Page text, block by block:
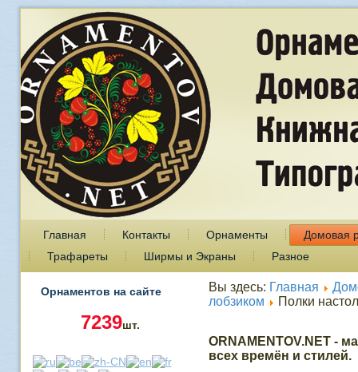
Главная Контакты Орнаменты
Домовая
Трафареты
Ширмы и Экраны Разное
Орнаментов на сайте
7239шт.
Вы здесь: Главная
лобзиком
Полки
ORNAMENTOV.NET -
всех времён и стилей.